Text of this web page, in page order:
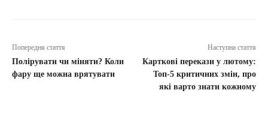
Попередня стаття
Полірувати чи міняти? Коли
фару ще можна врятувати
Наступна стаття
Карткові перекази у лютому:
Топ-5 критичних змін, про
які варто знати кожному